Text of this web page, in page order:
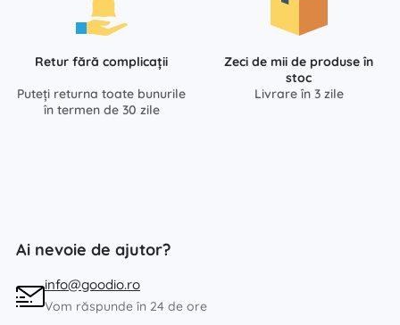
Retur fără complicații
Puteți returna toate bunurile
în termen de 30 zile
Zeci de mii de produse în
stoc
Livrare în 3 zile
Ai nevoie de ajutor?
info@goodio.ro
Vom răspunde în 24 de ore